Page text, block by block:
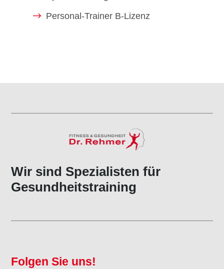
Personal-Trainer B-Lizenz​
Wir sind Spezialisten für
Gesundheitstraining
Folgen Sie uns!